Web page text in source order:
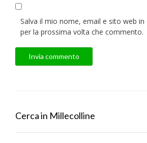
Salva il mio nome, email e sito web
per la prossima volta che commento.
Cerca in Millecolline